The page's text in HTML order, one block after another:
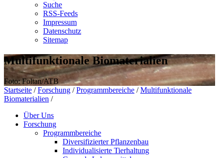
Suche
RSS-Feeds
Impressum
Datenschutz
Sitemap
Multifunktionale Biomaterialien
Foto: Foltan/ATB
Startseite / Forschung / Programmbereiche / Multifunktionale
Biomaterialien /
Über Uns
Forschung
Programmbereiche
Diversifizierter Pflanzenbau
Individualisierte Tierhaltung